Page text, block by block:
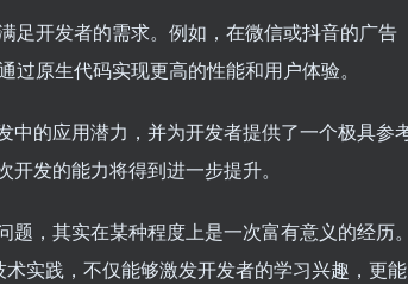
足开发者的需求。例如，在微信或抖音的广告
原生代码实现更高的性能和用户体验。
中的应用潜力，并为开发者提供了一个极具参
发的能力将得到进一步提升。
，其实在某种程度上是一次富有意义的经历。
实践，不仅能够激发开发者的学习兴趣，更能